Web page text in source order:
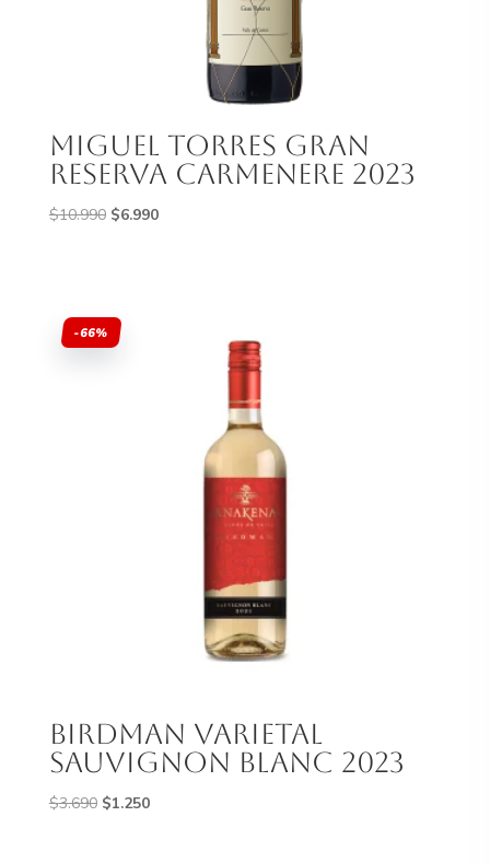
Miguel Torres Gran
Reserva Carmenere 2023
$10.990 El
$10.990.
$6.990El
-66%
Birdman Varietal
Sauvignon Blanc 2023
$3.690 El
$1.250El